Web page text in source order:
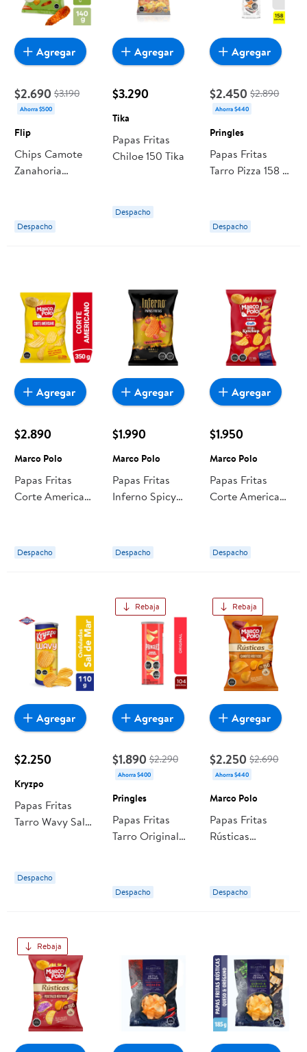
$2.690 $3.190
Ahorra $500
Flip
Chips Camote
Zanahoria
Despacho
Agregar
$3.290
Tika
Papas Fritas
Chiloe 150 Tika
Despacho
Agregar
$2.450 $2.890
Ahorra $440
Pringles
Papas Fritas
Tarro Pizza 158 g
Despacho
Agregar
$2.890
Marco Polo
Papas Fritas
Corte Americano
Despacho
Agregar
$1.990
Marco Polo
Papas Fritas
Inferno Spicy
Despacho
Agregar
$1.950
Marco Polo
Papas Fritas
Corte Americano
Despacho
Agregar
$2.250
Kryzpo
Papas Fritas
Tarro Wavy Sal
Despacho
Agregar
Rebaja
$1.890 $2.290
Ahorra $400
Pringles
Papas Fritas
Tarro Original
Despacho
Agregar
Rebaja
$2.250 $2.690
Ahorra $440
Marco Polo
Papas Fritas
Rústicas
Despacho
Agregar
Rebaja